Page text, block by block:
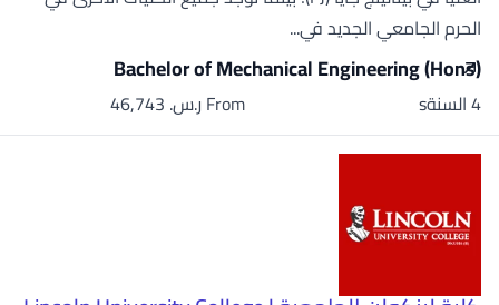
الحرم الجامعي الجديد في...
Bachelor of Mechanical Engineering (Hons)
4 السنةs From ر.س.‏ 46,743